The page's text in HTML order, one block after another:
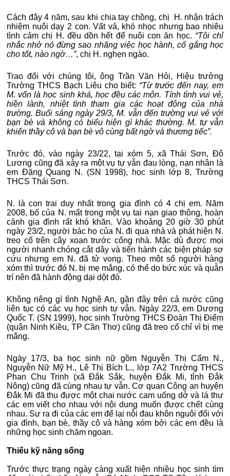
Cách đây 4 năm, sau khi chia tay chồng, chị H. nhận trách
nhiệm nuôi dạy 2 con. Vất vả, khó nhọc nhưng bao nhiêu
tình cảm chị H. đều dồn hết để nuôi con ăn học. “Tôi chỉ
nhắc nhở nó đừng sao nhãng việc học hành, cố gắng học
cho tốt, nào ngờ…”, chị H. nghẹn ngào.
Trao đổi với chúng tôi, ông Trần Văn Hỏi, Hiệu trưởng
Trường THCS Bạch Liêu cho biết: “Từ trước đến nay, em
M. vốn là học sinh khá, học đều các môn. Tính tình vui vẻ,
hiền lành, nhiệt tình tham gia các hoạt động của nhà
trường. Buổi sáng ngày 29/3, M. vẫn đến trường vui vẻ với
bạn bè và không có biểu hiện gì khác thường. M. tự vẫn
khiến thầy cô và bạn bè vô cùng bất ngờ và thương tiếc”.
Trước đó, vào ngày 23/22, tại xóm 5, xã Thái Sơn, Đô
Lương cũng đã xảy ra một vụ tự vẫn đau lòng, nạn nhân là
em Đặng Quang N. (SN 1998), học sinh lớp 8, Trường
THCS Thái Sơn.
N. là con trai duy nhất trong gia đình có 4 chị em. Năm
2008, bố của N. mất trong một vụ tai nạn giao thông, hoàn
cảnh gia đình rất khó khăn. Vào khoảng 20 giờ 30 phút
ngày 23/2, người bác họ của N. đi qua nhà và phát hiện N.
treo cổ trên cây xoan trước cổng nhà. Mặc dù được mọi
người nhanh chóng cắt dây và tiến hành các biện pháp sơ
cứu nhưng em N. đã tử vong. Theo một số người hàng
xóm thì trước đó N. bị mẹ mắng, có thể do bức xúc và quẫn
trí nên đã hành động dại dột đó.
Không riêng gì tỉnh Nghệ An, gần đây trên cả nước cũng
liên tục có các vụ học sinh tự vẫn. Ngày 22/3, em Dương
Quốc T. (SN 1999), học sinh Trường THCS Đoàn Thị Điểm
(quận Ninh Kiều, TP Cần Thơ) cũng đã treo cổ chỉ vì bị mẹ
mắng.
Ngày 17/3, ba học sinh nữ gồm Nguyễn Thị Cẩm N.,
Nguyễn Nữ Mỹ H., Lê Thị Bích L., lớp 7A2 Trường THCS
Phan Chu Trinh (xã Đắk Sắk, huyện Đắk Mi, tỉnh Đắk
Nông) cũng đã cùng nhau tự vẫn. Cơ quan Công an huyện
Đắk Mi đã thu được một chai nước cam uống dở và lá thư
các em viết cho nhau với nội dung muốn được chết cùng
nhau. Sự ra đi của các em để lại nỗi đau khôn nguôi đối với
gia đình, bạn bè, thầy cô và hàng xóm bởi các em đều là
những học sinh chăm ngoan.
Thiếu kỹ năng sống
Trước thực trạng ngày càng xuất hiện nhiều học sinh tìm